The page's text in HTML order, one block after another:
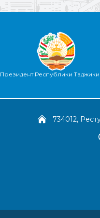
Президент Республики
734012,